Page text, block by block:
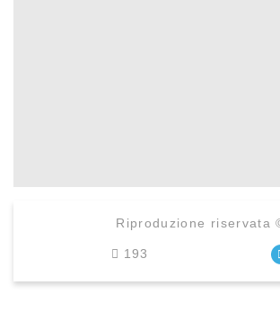
Riproduzione riservata
193